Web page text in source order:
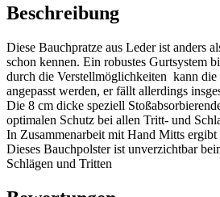
Beschreibung
Diese Bauchpratze aus Leder ist anders
schon kennen. Ein robustes Gurtsystem
durch die Verstellmöglichkeiten kann die
angepasst werden, er fällt allerdings
Die 8 cm dicke speziell
optimalen Schutz bei allen Tritt- und
In Zusammenarbeit mit Hand Mitts
Dieses Bauchpolster ist unverzichtbar
Schlägen und Tritten